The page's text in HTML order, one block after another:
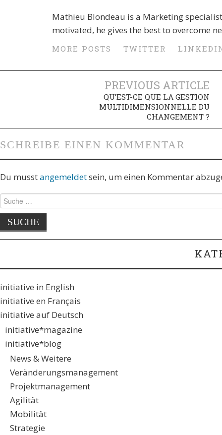
Mathieu Blondeau is a Marketing
motivated, he gives the best to overcome
MORE POSTS TWITTER
PREVIOUS ARTICLE
QU’EST-CE QUE LA GESTION
MULTIDIMENSIONNELLE DU
CHANGEMENT ?
SCHREIBE EINEN KOMMENTAR
Du musstangemeldetsein, um einen Kommentar
initiative in English
initiative en Français
initiative auf Deutsch
initiative*magazine
initiative*blog
News & Weitere
Veränderungsmanagement
Projektmanagement
Agilität
Mobilität
Strategie